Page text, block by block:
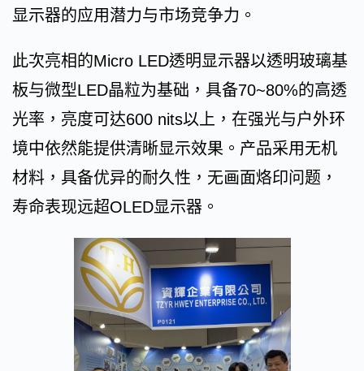
显示器的应用潜力与市场竞争力。
此次亮相的Micro LED透明显示器以透明玻璃基
板与微型LED晶粒为基础，具备70~80%的高透
光率，亮度可达600 nits以上，在强光与户外环
境中依然能提供清晰显示效果。产品采用无机
材料，具备优异的耐久性，无画面烙印问题，
寿命表现远超OLED显示器。